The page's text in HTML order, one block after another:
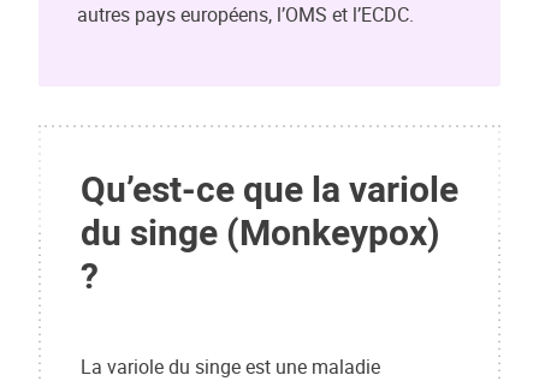
autres pays européens, l’OMS et l’ECDC.
Qu’est-ce que la variole
du singe (Monkeypox)
?
La variole du singe est une maladie